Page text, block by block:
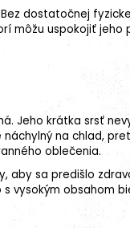
dostatočnej
môžu uspokojiť jeho
Jeho krátka srsť
na chlad,
oblečenia.
aby sa predišlo
vysokým obsahom